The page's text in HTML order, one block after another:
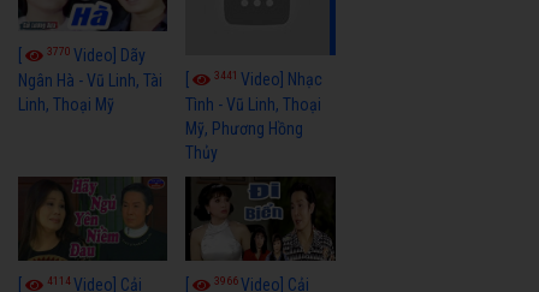
3770 Video] Dãy
Ngân Hà - Vũ Linh, Tài
Linh, Thoại Mỹ
3441Video] Nhạc
Tình - Vũ Linh, Thoại
Mỹ, Phương Hồng
Thủy
4114Video] Cải
3966Video] Cải